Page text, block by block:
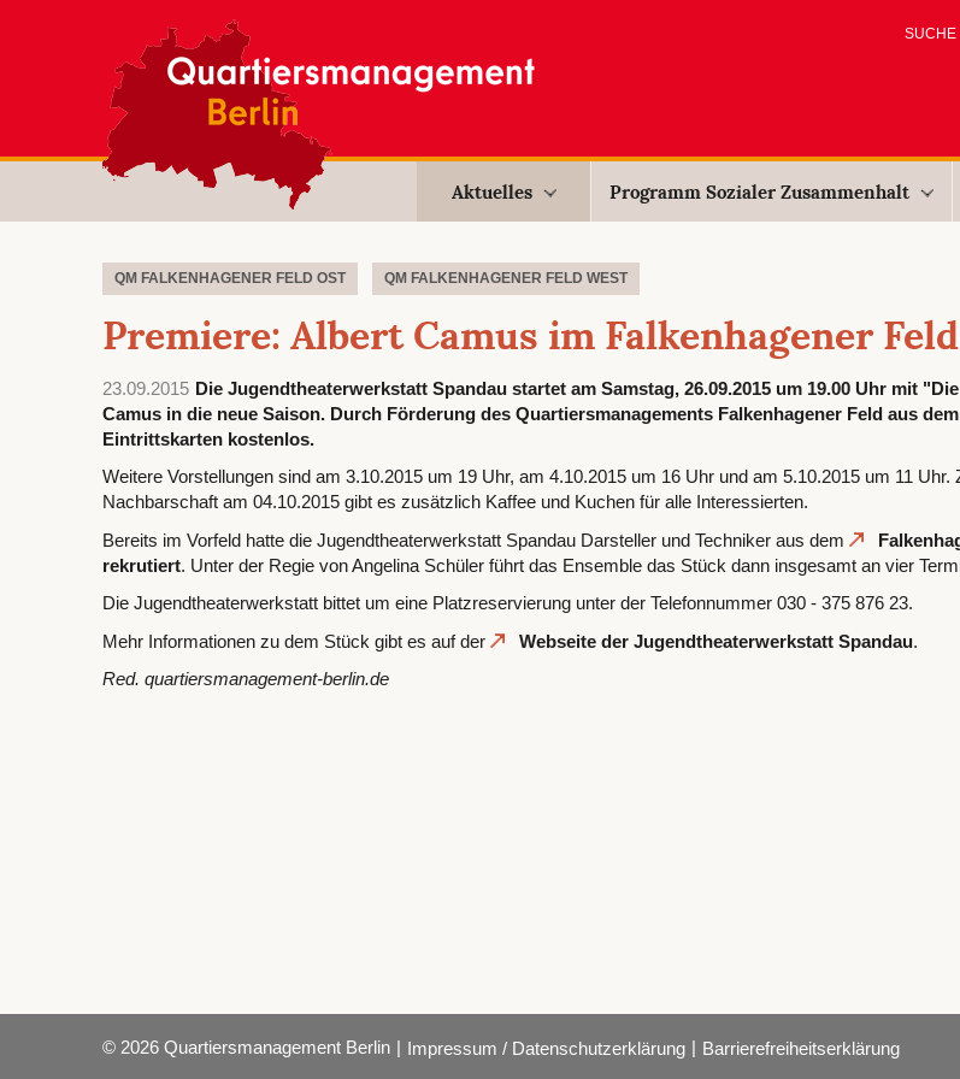
Aktuelles Programm Sozialer Zusammenhalt
QM FALKENHAGENER FELD OST QM FALKENHAGENER FELD WEST
Premiere: Albert Camus im Falkenhagener Feld
23.09.2015 Die Jugendtheaterwerkstatt Spandau startet am Samstag, 26.09.2015 um 19.00 Uhr mit
Camus in die neue Saison. Durch Förderung des Quartiersmanagements Falkenhagener Feld aus
Eintrittskarten kostenlos.
Weitere Vorstellungen sind am 3.10.2015 um 19 Uhr, am 4.10.2015 um 16 Uhr und am 5.10.2015 um 11 Uhr.
Nachbarschaft am 04.10.2015 gibt es zusätzlich Kaffee und Kuchen für alle Interessierten.
Bereits im Vorfeld hatte die Jugendtheaterwerkstatt Spandau Darsteller und Techniker aus dem
rekrutiert. Unter der Regie von Angelina Schüler führt das Ensemble das Stück dann insgesamt an vier
Die Jugendtheaterwerkstatt bittet um eine Platzreservierung unter der Telefonnummer 030 - 375 876 23.
Mehr Informationen zu dem Stück gibt es auf der
Webseite der Jugendtheaterwerkstatt Spandau.
Red. quartiersmanagement-berlin.de
© 2026 Quartiersmanagement Berlin | Impressum / Datenschutzerklärung | Barrierefreiheitserklärung